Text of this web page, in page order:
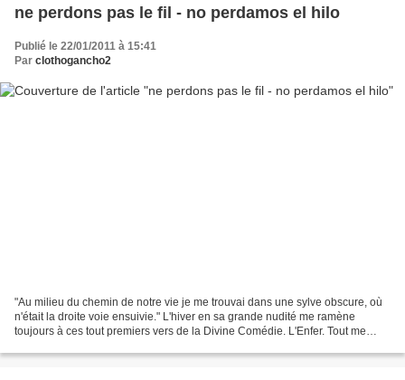
ne perdons pas le fil - no perdamos el hilo
Publié le 22/01/2011 à 15:41
Par clothogancho2
"Au milieu du chemin de notre vie je me trouvai dans une sylve obscure, où
n'était la droite voie ensuivie." L'hiver en sa grande nudité me ramène
toujours à ces tout premiers vers de la Divine Comédie. L'Enfer. Tout me